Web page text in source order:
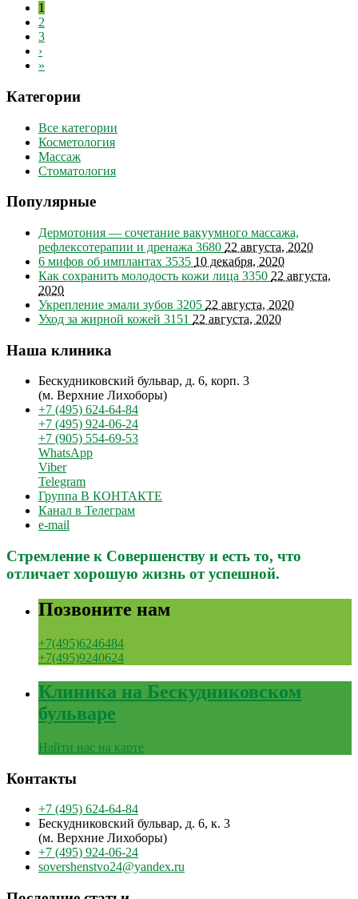
1
2
3
›
»
Категории
Все категории
Косметология
Массаж
Стоматология
Популярные
Дермотония — сочетание вакуумного массажа,
рефлексотерапии и дренажа 3680 22 августа, 2020
6 мифов об имплантах 3535 10 декабря, 2020
Как сохранить молодость кожи лица 3350 22 августа,
2020
Укрепление эмали зубов 3205 22 августа, 2020
Уход за жирной кожей 3151 22 августа, 2020
Наша клиника
Бескудниковский бульвар, д. 6, корп. 3
(м. Верхние Лихоборы)
+7 (495) 624-64-84
+7 (495) 924-06-24
+7 (905) 554-69-53
WhatsApp
Viber
Telegram
Группа В КОНТАКТЕ
Канал в Телеграм
e-mail
Стремление к Совершенству и есть то, что
отличает хорошую жизнь от успешной.
Позвоните нам
+7(495)6246484
+7(495)9240624
Клиника на Бескудниковском
бульваре
Найти нас на карте
Контакты
+7 (495) 624-64-84
Бескудниковский бульвар, д. 6, к. 3
(м. Верхние Лихоборы)
+7 (495) 924-06-24
sovershenstvo24@yandex.ru